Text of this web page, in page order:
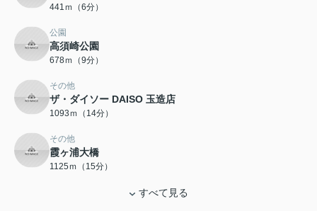
441ｍ（6分）
公園
高須崎公園
678ｍ（9分）
その他
ザ・ダイソー DAISO 玉造店
1093ｍ（14分）
その他
霞ヶ浦大橋
1125ｍ（15分）
すべて見る